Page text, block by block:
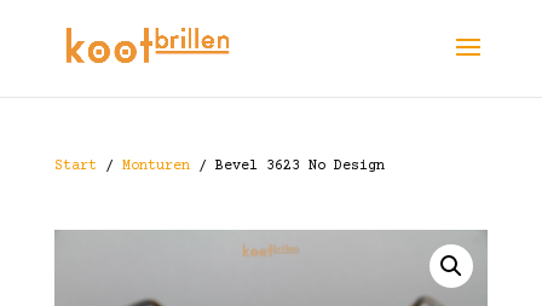
Start/ Monturen/ Bevel 3623 No Design